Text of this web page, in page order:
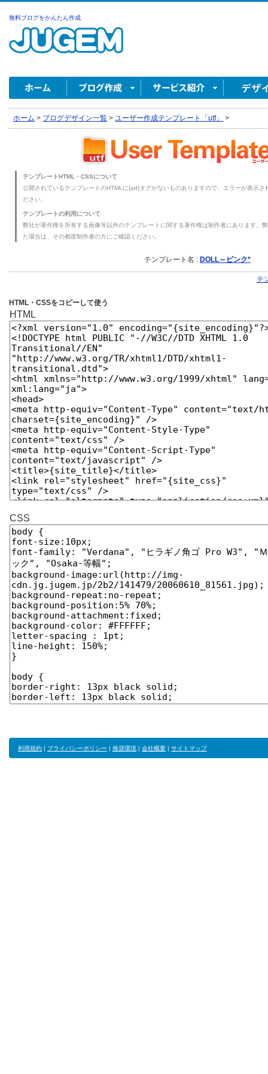
無料ブログをかんたん作成
ホーム > ブログデザイン一覧 > ユーザー作成テンプレート「utf」 >
テンプレートHTML・CSSについて
公開されているテンプレートのHTMLに{ad}タグがないものありますので、エラーが表示
ださい。
テンプレートの利用について
弊社が著作権を所有する画像等以外のテンプレートに関する著作権は制作者にあります。
た場合は、その都度制作者の方にご確認ください。
テンプレート名 : DOLL～ピンク*
テ
HTML・CSSをコピーして使う
HTML
CSS
利用規約 | プライバシーポリシー | 推奨環境 | 会社概要 | サイトマップ